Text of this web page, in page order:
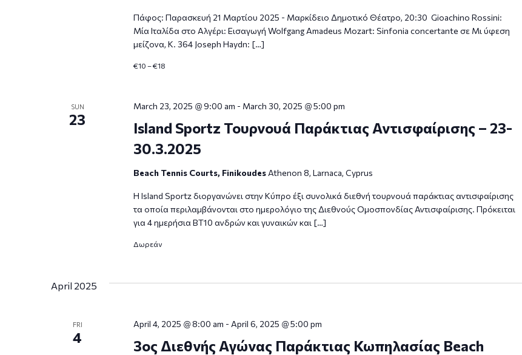
Πάφος: Παρασκευή 21 Μαρτίου 2025 - Μαρκίδειο Δημοτικό Θέατρο, 20:30 Gioachino Rossini:
Μία Ιταλίδα στο Αλγέρι: Εισαγωγή Wolfgang Amadeus Mozart: Sinfonia concertante σε Μι ύφεση
μείζονα, K. 364 Joseph Haydn: […]
€10 – €18
SUN
23
Island Sportz Τουρνουά Παράκτιας Αντισφαίρισης – 23-
30.3.2025
March 23, 2025 @ 9:00 am - March 30, 2025 @ 5:00 pm
Beach Tennis Courts, Finikoudes Athenon 8, Larnaca, Cyprus
H Island Sportz διοργανώνει στην Κύπρο έξι συνολικά διεθνή τουρνουά παράκτιας αντισφαίρισης
τα οποία περιλαμβάνονται στο ημερολόγιο της Διεθνούς Ομοσπονδίας Αντισφαίρισης. Πρόκειται
για 4 ημερήσια ΒΤ10 ανδρών και γυναικών και […]
Δωρεάν
April 2025
FRI
4
3ος Διεθνής Αγώνας Παράκτιας Κωπηλασίας Beach
April 4, 2025 @ 8:00 am - April 6, 2025 @ 5:00 pm